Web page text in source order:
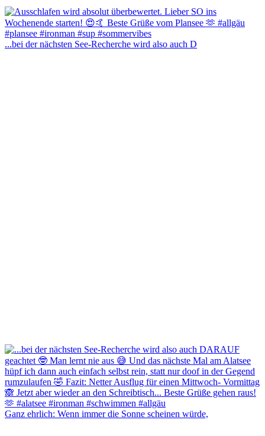
...bei der nächsten See-Recherche wird also auch D
Ganz ehrlich: Wenn immer die Sonne scheinen würde,